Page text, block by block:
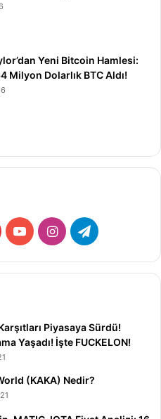
Yeni Bitcoin Hamlesi:
Milyon Dolarlık BTC Aldı!
YouTubeInstagramTelegram
Piyasaya Sürdü!
Yaşadı! İşte FUCKELON!
(KAKA) Nedir?